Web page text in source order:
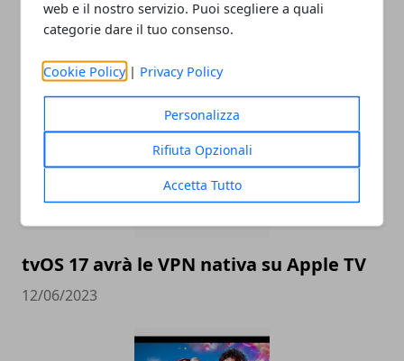
web e il nostro servizio. Puoi scegliere a quali
categorie dare il tuo consenso.
Cookie Policy | Privacy Policy
Personalizza
Rifiuta Opzionali
Accetta Tutto
ARTICOLI CORRELATI
tvOS 17 avrà le VPN nativa su Apple TV
12/06/2023